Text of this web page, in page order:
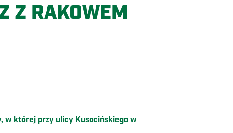
Z RAKOWEM
w której przy ulicy Kusocińskiego w